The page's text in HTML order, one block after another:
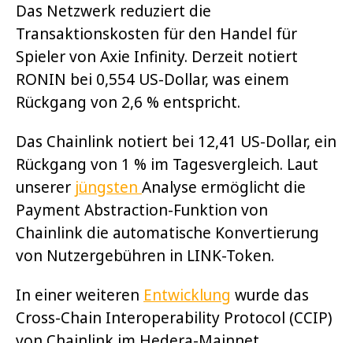
Das Netzwerk reduziert die
Transaktionskosten für den Handel für
Spieler von Axie Infinity. Derzeit notiert
RONIN bei 0,554 US-Dollar, was einem
Rückgang von 2,6 % entspricht.
Das Chainlink notiert bei 12,41 US-Dollar, ein
Rückgang von 1 % im Tagesvergleich. Laut
unserer jüngsten Analyse ermöglicht die
Payment Abstraction-Funktion von
Chainlink die automatische Konvertierung
von Nutzergebühren in LINK-Token.
In einer weiteren Entwicklung wurde das
Cross-Chain Interoperability Protocol (CCIP)